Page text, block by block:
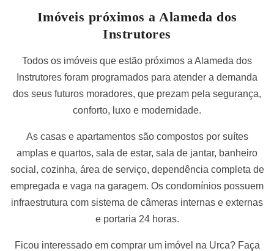
Imóveis próximos a Alameda dos
Instrutores
Todos os imóveis que estão próximos a Alameda dos
Instrutores foram programados para atender a demanda
dos seus futuros moradores, que prezam pela segurança,
conforto, luxo e modernidade.
As casas e apartamentos são compostos por suítes
amplas e quartos, sala de estar, sala de jantar, banheiro
social, cozinha, área de serviço, dependência completa de
empregada e vaga na garagem. Os condomínios possuem
infraestrutura com sistema de câmeras internas e externas
e portaria 24 horas.
Ficou interessado em comprar um imóvel na Urca? Faça